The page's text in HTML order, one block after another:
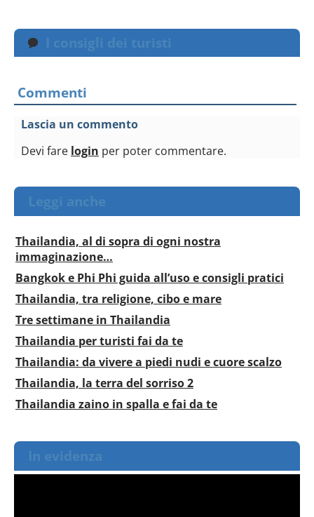
I consigli dei turisti
Commenti
Lascia un commento
Devi fare login per poter commentare.
Leggi anche
Thailandia, al di sopra di ogni nostra
immaginazione…
Bangkok e Phi Phi guida all’uso e consigli pratici
Thailandia, tra religione, cibo e mare
Tre settimane in Thailandia
Thailandia per turisti fai da te
Thailandia: da vivere a piedi nudi e cuore scalzo
Thailandia, la terra del sorriso 2
Thailandia zaino in spalla e fai da te
In evidenza